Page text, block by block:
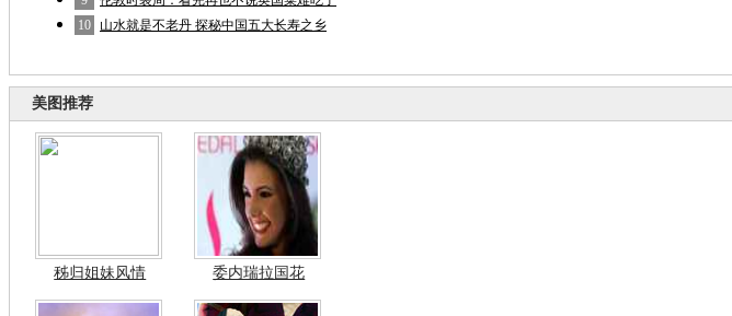
10
山水就是不老丹 探秘中国五大长寿之乡
美图推荐
秭归姐妹风情 委内瑞拉国花